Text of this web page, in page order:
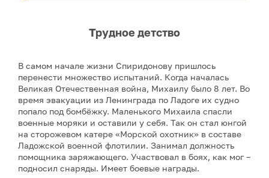
Трудное детство
В самом начале жизни Спиридонову пришлось
перенести множество испытаний. Когда началась
Великая Отечественная война, Михаилу было 8 лет. Во
время эвакуации из Ленинграда по Ладоге их судно
попало под бомбёжку. Маленького Михаила спасли
военные моряки и оставили у себя. Так он стал юнгой
на сторожевом катере «Морской охотник» в составе
Ладожской военной флотилии. Занимал должность
помощника заряжающего. Участвовал в боях, как мог –
подносил снаряды. Имеет боевые награды.